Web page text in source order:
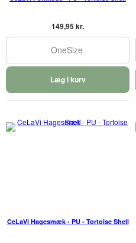
149,95 kr.
OneSize
Læg i kurv
CeLaVi Hagesmæk - PU - Tortoise Shell